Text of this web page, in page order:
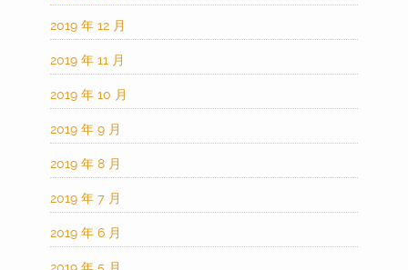
2019 年 12 月
2019 年 11 月
2019 年 10 月
2019 年 9 月
2019 年 8 月
2019 年 7 月
2019 年 6 月